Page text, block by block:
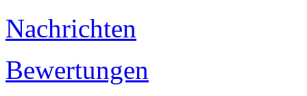
Nachrichten
Bewertungen